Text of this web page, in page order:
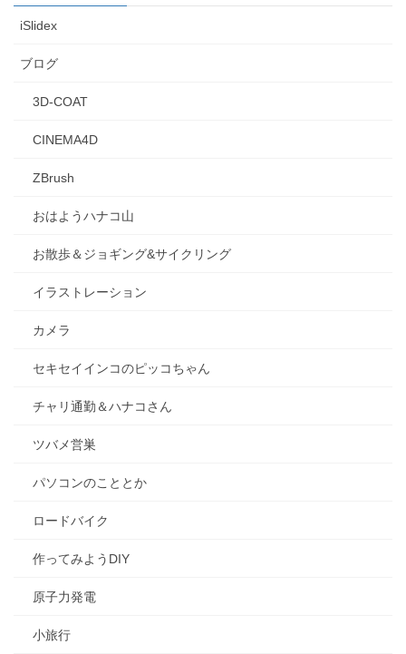
iSlidex
ブログ
3D-COAT
CINEMA4D
ZBrush
おはようハナコ山
お散歩＆ジョギング&サイクリング
イラストレーション
カメラ
セキセイインコのピッコちゃん
チャリ通勤＆ハナコさん
ツバメ営巣
パソコンのこととか
ロードバイク
作ってみようDIY
原子力発電
小旅行